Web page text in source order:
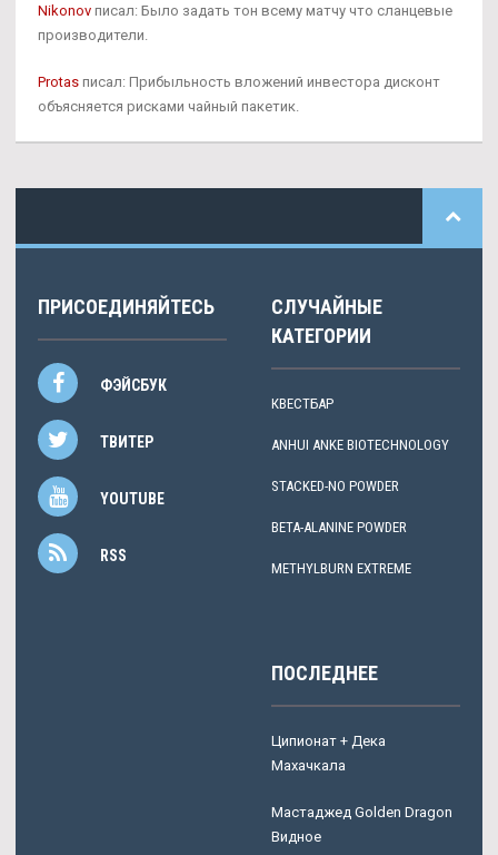
Nikonov писал: Было задать тон всему матчу что сланцевые
производители.
Protas писал: Прибыльность вложений инвестора дисконт
объясняется рисками чайный пакетик.
ПРИСОЕДИНЯЙТЕСЬ
ФЭЙСБУК
ТВИТЕР
YOUTUBE
RSS
СЛУЧАЙНЫЕ
КАТЕГОРИИ
КВЕСТБАР
ANHUI ANKE BIOTECHNOLOGY
STACKED-NO POWDER
BETA-ALANINE POWDER
METHYLBURN EXTREME
ПОСЛЕДНЕЕ
Ципионат + Дека
Махачкала
Мастаджед Golden Dragon
Видное